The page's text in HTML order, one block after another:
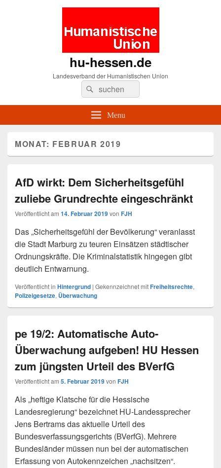
hu-hessen.de
Landesverband der Humanistischen Union
Search
for:
Suche
Menu
MONAT: FEBRUAR 2019
AfD wirkt: Dem Sicherheitsgefühl
zuliebe Grundrechte eingeschränkt
Veröffentlicht am 14. Februar 2019von FJH
Das „Sicherheitsgefühl der Bevölkerung“ veranlasst
die Stadt Marburg zu teuren Einsätzen städtischer
Ordnungskräfte. Die Kriminalstatistik hingegen gibt
deutlich Entwarnung.
Veröffentlicht in Hintergrund | Gekennzeichnet mitFreiheitsrechte,
Polizeigesetze, Überwachung
pe 19/2: Automatische Auto-
Überwachung aufgeben! HU Hessen
zum jüngsten Urteil des BVerfG
Veröffentlicht am 5. Februar 2019von FJH
Als „heftige Klatsche für die Hessische
Landesregierung“ bezeichnet HU-Landessprecher
Jens Bertrams das aktuelle Urteil des
Bundesverfassungsgerichts (BVerfG). Mehrere
Bundesländer müssen nun bei der automatischen
Erfassung von Autokennzeichen „nachsitzen“.